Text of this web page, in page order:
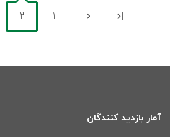
1
2
آمار بازدید کنندگان